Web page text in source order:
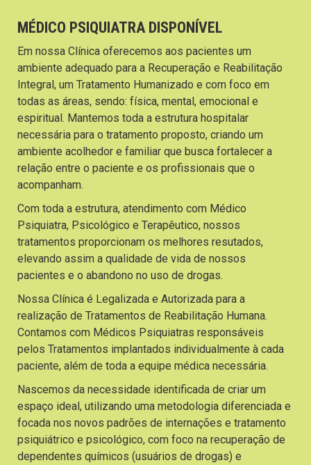
MÉDICO PSIQUIATRA DISPONÍVEL
Em nossa Clínica oferecemos aos pacientes um
ambiente adequado para a Recuperação e Reabilitação
Integral, um Tratamento Humanizado e com foco em
todas as áreas, sendo: física, mental, emocional e
espiritual. Mantemos toda a estrutura hospitalar
necessária para o tratamento proposto, criando um
ambiente acolhedor e familiar que busca fortalecer a
relação entre o paciente e os profissionais que o
acompanham.
Com toda a estrutura, atendimento com Médico
Psiquiatra, Psicológico e Terapêutico, nossos
tratamentos proporcionam os melhores resutados,
elevando assim a qualidade de vida de nossos
pacientes e o abandono no uso de drogas.
Nossa Clínica é Legalizada e Autorizada para a
realização de Tratamentos de Reabilitação Humana.
Contamos com Médicos Psiquiatras responsáveis
pelos Tratamentos implantados individualmente à cada
paciente, além de toda a equipe médica necessária.
Nascemos da necessidade identificada de criar um
espaço ideal, utilizando uma metodologia diferenciada e
focada nos novos padrões de internações e tratamento
psiquiátrico e psicológico, com foco na recuperação de
dependentes químicos (usuários de drogas) e